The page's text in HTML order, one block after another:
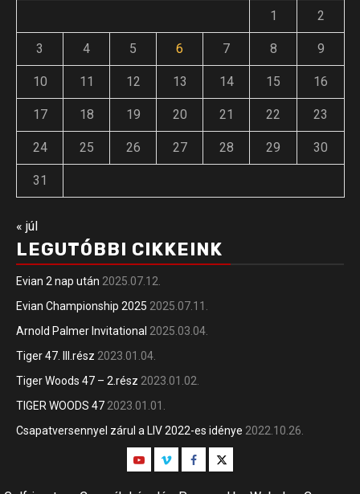
1 2
3 4 5 6 7 8 9
10 11 12 13 14 15 16
17 18 19 20 21 22 23
24 25 26 27 28 29 30
31
« júl
LEGUTÓBBI CIKKEINK
Evian 2 nap után 2025.07.12.
Evian Championship 2025 2025.07.11.
Arnold Palmer Invitational 2025.03.04.
Tiger 47. III.rész 2023.01.04.
Tiger Woods 47 – 2.rész 2023.01.02.
TIGER WOODS 47 2023.01.01.
Csapatversennyel zárul a LIV 2022-es idénye 2022.10.26.
YoutubeVimeoFacebook
Twitter